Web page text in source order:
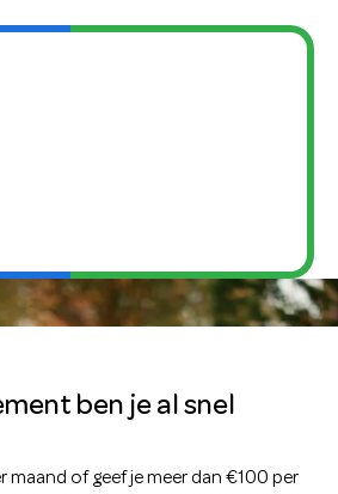
ben je al snel
maand of geef je meer dan €100 per